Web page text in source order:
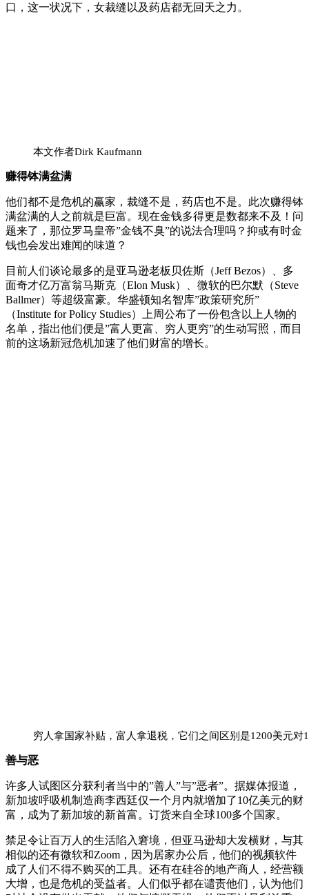
口，这一状况下，女裁缝以及药店都无回天之力。
本文作者Dirk Kaufmann
赚得钵满盆满
他们都不是危机的赢家，裁缝不是，药店也不是。此次赚得钵
满盆满的人之前就是巨富。现在金钱多得更是数都来不及！问
题来了，那位罗马皇帝”金钱不臭”的说法合理吗？抑或有时金
钱也会发出难闻的味道？
目前人们谈论最多的是亚马逊老板贝佐斯（Jeff Bezos）、多
面奇才亿万富翁马斯克（Elon Musk）、微软的巴尔默（Steve
Ballmer）等超级富豪。华盛顿知名智库”政策研究所”
（Institute for Policy Studies）上周公布了一份包含以上人物的
名单，指出他们便是”富人更富、穷人更穷”的生动写照，而目
前的这场新冠危机加速了他们财富的增长。
穷人拿国家补贴，富人拿退税，它们之间区别是1200美元对
善与恶
许多人试图区分获利者当中的”善人”与”恶者”。据媒体报道，
新加坡呼吸机制造商李西廷仅一个月内就增加了10亿美元的财
富，成为了新加坡的新首富。订货来自全球100多个国家。
禁足令让百万人的生活陷入窘境，但亚马逊却大发横财，与其
相似的还有微软和Zoom，因为居家办公后，他们的视频软件
成了人们不得不购买的工具。还有在硅谷的地产商人，经营额
大增，也是危机的受益者。人们似乎都在谴责他们，认为他们